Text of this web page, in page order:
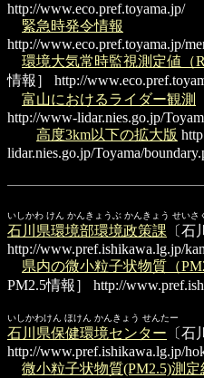
http://www.eco.pref.toyama.jp/
緊急時発令情報
http://www.eco.pref.toyama.jp/
環境大気常時監視測定値（
情報］
http://
富山におけるライダー観測
http://www-lidar.nies.go.jp/
高度3km以下の拡大版
lidar.nies.go.jp/Toyama/
いしかわ けん かんきょうぶ かんきょう せいさ
石川県環境部環境政策課 〔石
http://www.pref.ishikawa.lg.jp/
県内の微小粒子状物質（
PM2.5情報］
http://
いしかわけん ほけん かんきょう せんたー
石川県保健環境センター 〔石
http://www.pref.ishikawa.lg.jp/
微小粒子状物質(PM2.5)測定